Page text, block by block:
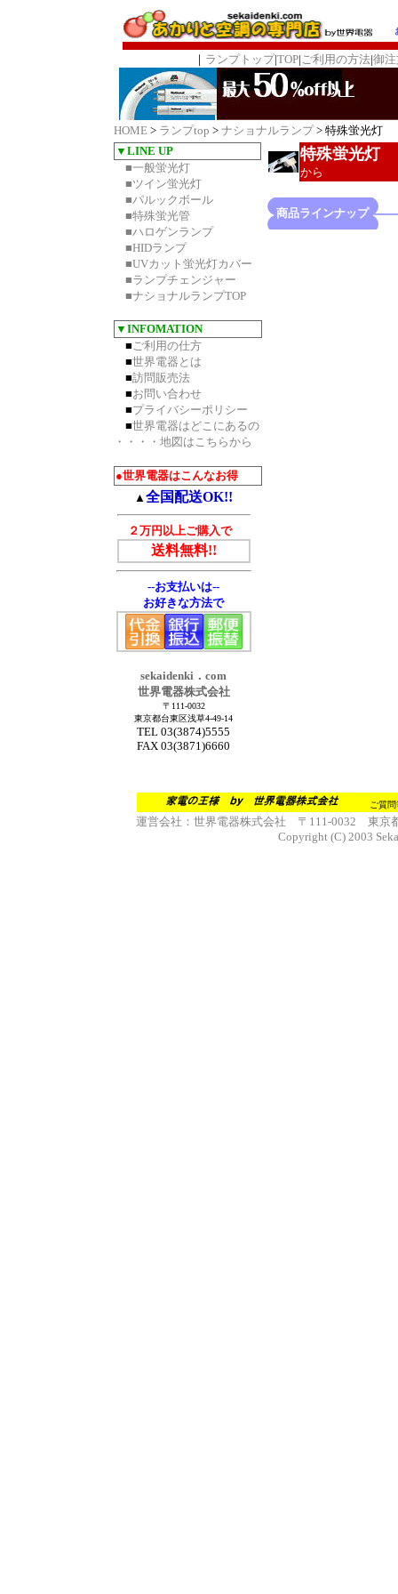
｜ ランプトップ|TOP|ご利用の方法|御
HOME> ランプtop > ナショナルランプ> 特殊蛍光灯
▼LINE UP
■一般蛍光灯
■ツイン蛍光灯
■パルックボール
■特殊蛍光管
■ハロゲンランプ
■HIDランプ
■UVカット蛍光灯カバー
■ランプチェンジャー
■ナショナルランプTOP
▼INFOMATION
■ご利用の仕方
■世界電器とは
■訪問販売法
■お問い合わせ
■プライバシーポリシー
■世界電器はどこにあるの
・・・・地図はこちらから
●世界電器はこんなお得
▲ 全国配送OK!!
２万円以上ご購入で!!
送料無料!!
--お支払いは--
お好きな方法で
sekaidenki．com
世界電器株式会社
〒111-0032
東京都台東区浅草4-49-14
TEL 03(3874)5555
FAX 03(3871)6660
特
から
商品ラインナップ
ご質問等
運営会社：世界電器株式会社 〒111-0032 東京
Copyright (C) 2003